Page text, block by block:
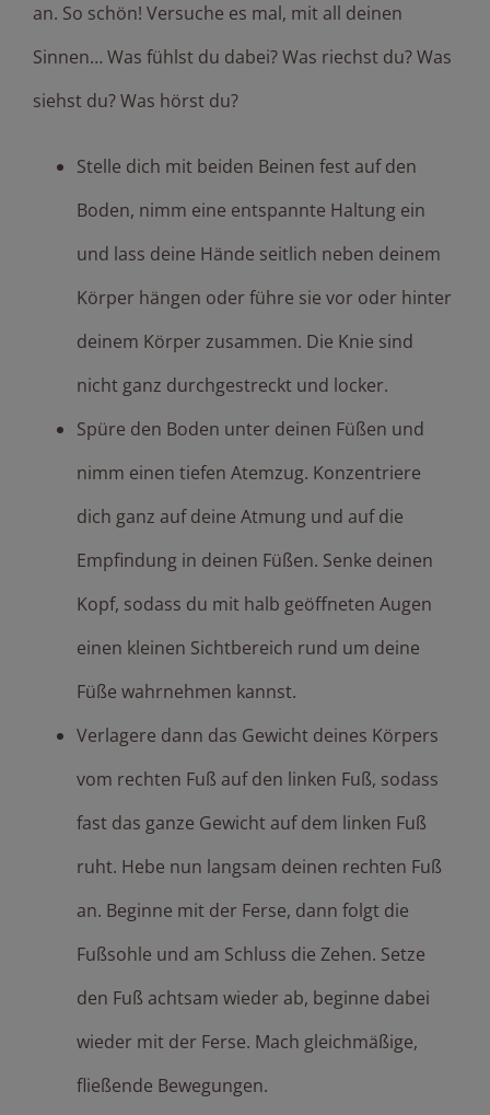
an. So schön! Versuche es mal, mit all deinen
Sinnen… Was fühlst du dabei? Was riechst du? Was
siehst du? Was hörst du?
Stelle dich mit beiden Beinen fest auf den
Boden, nimm eine entspannte Haltung ein
und lass deine Hände seitlich neben deinem
Körper hängen oder führe sie vor oder hinter
deinem Körper zusammen. Die Knie sind
nicht ganz durchgestreckt und locker.
Spüre den Boden unter deinen Füßen und
nimm einen tiefen Atemzug. Konzentriere
dich ganz auf deine Atmung und auf die
Empfindung in deinen Füßen. Senke deinen
Kopf, sodass du mit halb geöffneten Augen
einen kleinen Sichtbereich rund um deine
Füße wahrnehmen kannst.
Verlagere dann das Gewicht deines Körpers
vom rechten Fuß auf den linken Fuß, sodass
fast das ganze Gewicht auf dem linken Fuß
ruht. Hebe nun langsam deinen rechten Fuß
an. Beginne mit der Ferse, dann folgt die
Fußsohle und am Schluss die Zehen. Setze
den Fuß achtsam wieder ab, beginne dabei
wieder mit der Ferse. Mach gleichmäßige,
fließende Bewegungen.